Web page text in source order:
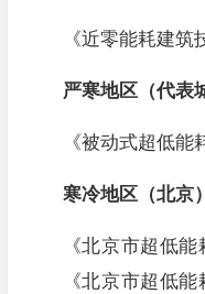
《近零能耗建筑
严寒地区（代表
《被动式超低能
寒冷地区（北京）
《北京市超低
《北京市超低